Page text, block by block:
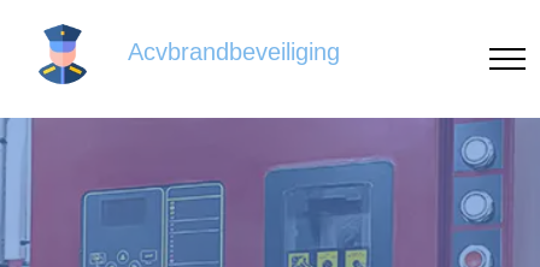
Acvbrandbeveiliging